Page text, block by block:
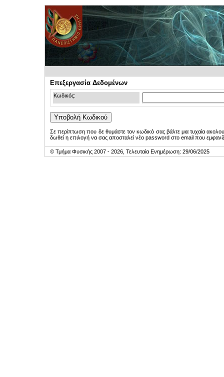
Επεξεργασία Δεδομένων
Κωδικός:
Σε περίπτωση που δε θυμάστε τον κωδικό σας βάλτε μια τυχαία
δωθεί η επιλογή να σας αποσταλεί νέο password στο email που
© Τμήμα Φυσικής 2007 - 2026, Τελευταία Ενημέρωση: 29/06/2025